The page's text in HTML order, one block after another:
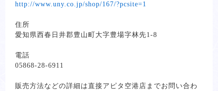
http://www.uny.co.jp/shop/167/?pcsite=1
住所
愛知県西春日井郡豊山町大字豊場字林先1-8
電話
05868-28-6911
販売方法などの詳細は直接アピタ空港店までお問い合わ